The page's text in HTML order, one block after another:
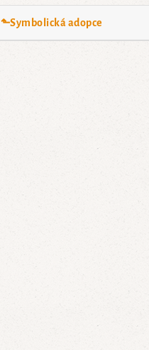
⬑Symbolická adopce